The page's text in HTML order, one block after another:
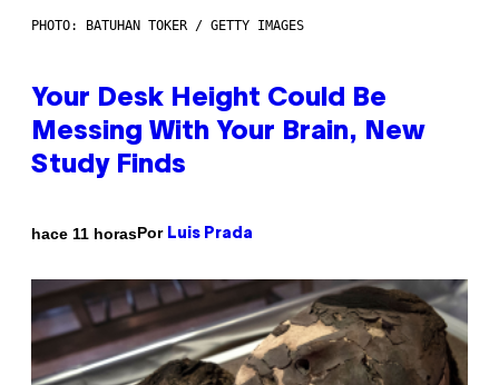
PHOTO: BATUHAN TOKER / GETTY IMAGES
Your Desk Height Could Be
Messing With Your Brain, New
Study Finds
hace 11 horasPor Luis Prada